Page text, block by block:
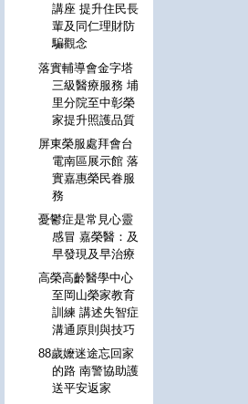
講座 提升住民長
輩及同仁理財防
騙觀念
落實輔導會金字塔
三級醫療服務 埔
里分院至中彰榮
家提升照護品質
屏東榮服處拜會台
電南區展示館 落
實嘉惠榮民眷服
務
憂鬱症是常見心靈
感冒 嘉榮醫：及
早發現及早治療
高榮高齡醫學中心
至岡山榮家教育
訓練 講述失智症
溝通原則與技巧
88歲嬤迷途忘回家
的路 南警協助護
送平安返家